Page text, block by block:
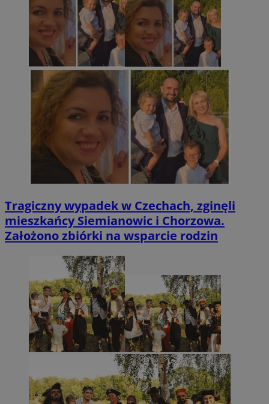
Tragiczny wypadek w Czechach, zginęli
mieszkańcy Siemianowic i Chorzowa.
Założono zbiórki na wsparcie rodzin